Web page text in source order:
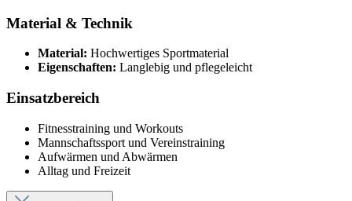
Material & Technik
Material: Hochwertiges Sportmaterial
Eigenschaften: Langlebig und pflegeleicht
Einsatzbereich
Fitnesstraining und Workouts
Mannschaftssport und Vereinstraining
Aufwärmen und Abwärmen
Alltag und Freizeit